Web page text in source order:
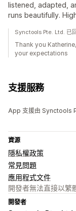
listened, adapted,
runs beautifully.
Synctools Pte. Ltd. 已
Thank you
your expectations
支援服務
App 支援由 Synctools
資源
隱私權政策
常見問題
應用程式文件
開發者無法直接以繁
開發者